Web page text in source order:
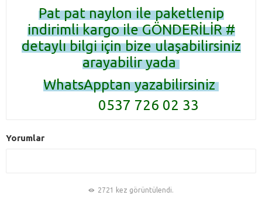
Pat pat naylon ile paketlenip
indirimli kargo ile GÖNDERİLİR #
detaylı bilgi için bize ulaşabilirsiniz
arayabilir yada
WhatsApptan yazabilirsiniz
0537 726 02 33
Yorumlar
2721 kez görüntülendi.